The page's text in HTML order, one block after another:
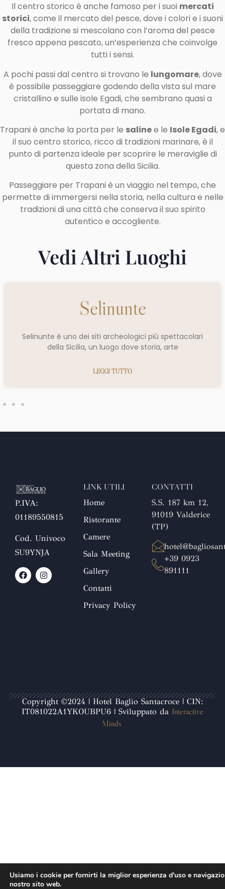
Il centro storico è anche famoso per i suoi mercati
storici, come il mercato del pesce, dove i colori e i suoni
della tradizione si mescolano con l’aroma del pesce
fresco appena pescato, un’esperienza che coinvolge
tutti i sensi.
A pochi passi dal centro si trovano le lungomare, dove
è possibile passeggiare godendo della vista sul mare
cristallino e sulle isole Egadi, che sembrano quasi a
portata di mano.
Trapani è anche la porta per le salinee le Isole Egadi, e
il suo centro storico, ricco di tradizioni marinare, è il
punto di partenza ideale per scoprire le meraviglie di
questa zona della Sicilia.
Passeggiare per Trapani è un viaggio nel tempo, che
permette di immergersi nella storia, nella cultura e nelle
tradizioni di una città che conserva il suo spirito
autentico e accogliente.
Vedi Altri Luoghi
Selinunte
Selinunte è uno dei siti archeologici più spettacolari
della Sicilia, un luogo dove storia, arte
LEGGI TUTTO
P.IVA:
01189550815
Cod. Univoco
SU9YNJA
LINK UTILI
Home
Ristorante
Camere
Sala Meeting
Gallery
Contatti
Privacy Policy
CONTATTI
S.S. 187 km 12,
91019 Valderice
(TP)
+39 0923
891111
Copyright ©2024 | Hotel Baglio Santacroce | CIN:
IT081022A1YKOUBPU6 | Sviluppato da Interactive
Minds
Usiamo i cookie per fornirti la miglior esperienza d'uso e
nostro sito web.